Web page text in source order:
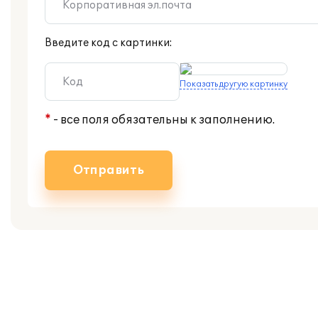
Введите код с картинки:
Показать другую картинку
* - все поля обязательны к заполнению.
Отправить